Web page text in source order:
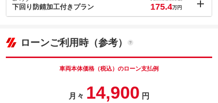
このパックの見積もり依頼（無料）
(税込)
車両本体価
パック内容
下回り防錆加工付きプラン 175.4万円
車両本体価
157.7
ローンご利用時（参考）
車両本体価格（税込）のローン支払例
月々 14,900 円